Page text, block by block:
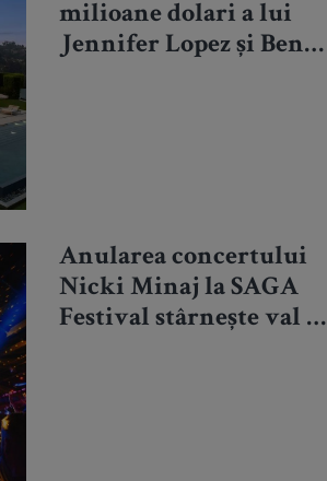
milioane dolari a lui
Jennifer Lopez și Ben
Anularea concertului
Nicki Minaj la SAGA
Festival stârnește val de